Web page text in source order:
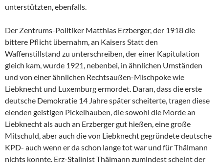
unterstützten, ebenfalls.
Der Zentrums-Politiker Matthias Erzberger, der 1918 die
bittere Pflicht übernahm, an Kaisers Statt den
Waffenstillstand zu unterschreiben, der einer Kapitulation
gleich kam, wurde 1921, nebenbei, in ähnlichen Umständen
und von einer ähnlichen Rechtsaußen-Mischpoke wie
Liebknecht und Luxemburg ermordet. Daran, dass die erste
deutsche Demokratie 14 Jahre später scheiterte, tragen diese
elenden geistigen Pickelhauben, die sowohl die Morde an
Liebknecht als auch an Erzberger gut hießen, eine große
Mitschuld, aber auch die von Liebknecht gegründete deutsche
KPD- auch wenn er da schon lange tot war und für Thälmann
nichts konnte. Erz-Stalinist Thälmann zumindest scheint der